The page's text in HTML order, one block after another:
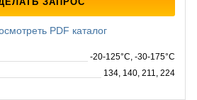
PDF каталог
-20-125°C, -30-175°C
134, 140, 211, 224